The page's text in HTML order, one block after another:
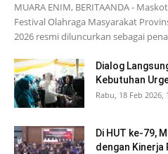
MUARA ENIM, BERITAANDA -
Festival Olahraga Masyarakat
2026 resmi diluncurkan sebagai
Dialog
Kebutuhan
Rabu, 18 Feb 2026,
Di HUT ke-79,
dengan Kinerja